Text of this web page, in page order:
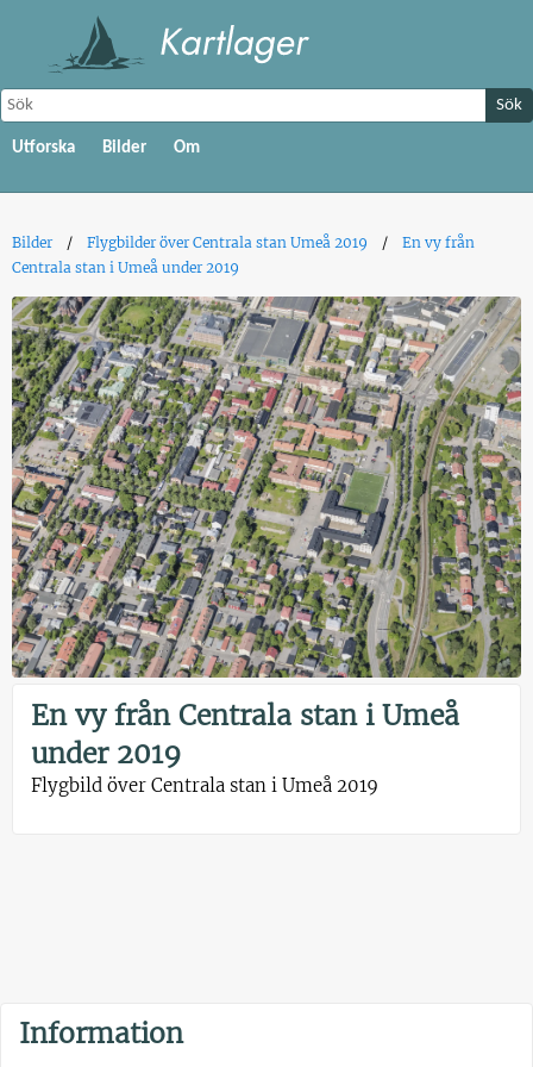
Sök
Utforska Bilder Om
Bilder Flygbilder över Centrala stan Umeå 2019
En vy från
Centrala stan i Umeå under 2019
En vy från Centrala stan i Umeå
under 2019
Flygbild över Centrala stan i Umeå 2019
Information